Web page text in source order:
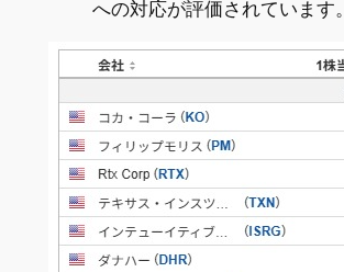
への対応が評価されています。